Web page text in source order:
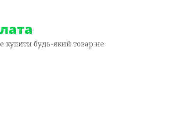
купити будь-який товар не